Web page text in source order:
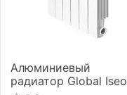
Алюминиевый
радиатор Global Iseo